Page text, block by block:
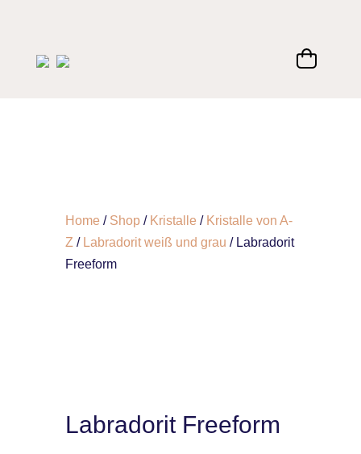
Home / Shop/ Kristalle / Kristalle von A-
Z / Labradorit weiß und grau / Labradorit
Freeform
Labradorit Freeform